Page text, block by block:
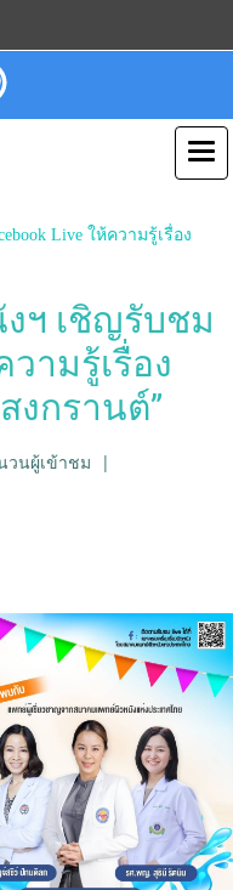
Live ให้ความรู้เรื่อง
ฯ เชิญรับชม
วามรู้เรื่อง
งกรานต์”
วนผู้เข้าชม |